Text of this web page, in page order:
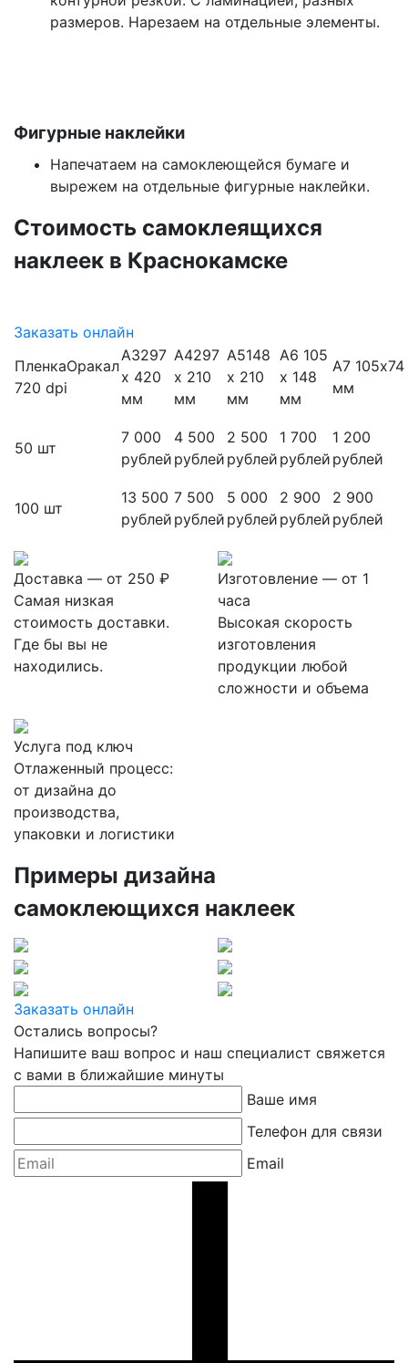
размеров. Нарезаем на отдельные элементы.
Фигурные наклейки
Напечатаем на самоклеющейся бумаге и
вырежем на отдельные фигурные наклейки.
Стоимость самоклеящихся
наклеек в Краснокамске
Заказать онлайн
ПленкаОракал
720 dpi
А3297
х 420
мм
А4297
х 210
мм
А5148
х 210
мм
А6 105
х 148
мм
А7 105х74
мм
50 шт
7 000
рублей
4 500
рублей
2 500
рублей
1 700
рублей
1 200
рублей
100 шт
13 500
рублей
7 500
рублей
5 000
рублей
2 900
рублей
2 900
рублей
Доставка — от 250 ₽
Самая низкая
стоимость доставки.
Где бы вы не
находились.
Изготовление — от 1
часа
Высокая скорость
изготовления
продукции любой
сложности и объема
Услуга под ключ
Отлаженный процесс:
от дизайна до
производства,
упаковки и логистики
Примеры дизайна
самоклеющихся наклеек
Заказать онлайн
Остались вопросы?
Напишите ваш вопрос и наш специалист свяжется
с вами в ближайшие минуты
Ваше имя
Телефон для связи
Email